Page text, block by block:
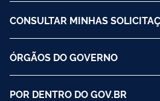
CONSULTAR MINHAS
ÓRGÃOS DO GOVERNO
POR DENTRO DO GOV.BR